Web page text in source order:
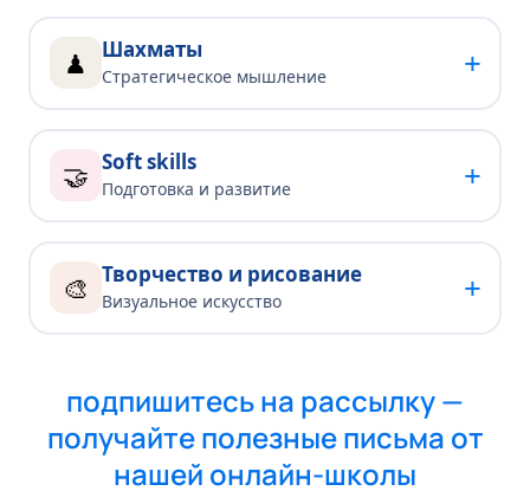
♟ Шахматы
Стратегическое мышление +
🤝 Soft skills
Подготовка и развитие +
🎨 Творчество и рисование
Визуальное искусство +
подпишитесь на рассылку —
получайте полезные письма от
нашей онлайн-школы